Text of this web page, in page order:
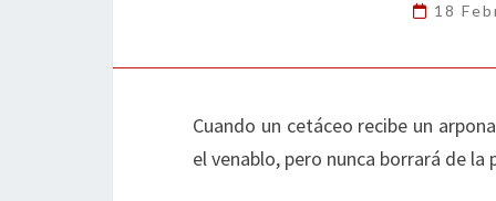
18
Cuando un cetáceo recibe un
el venablo, pero nunca borrará de